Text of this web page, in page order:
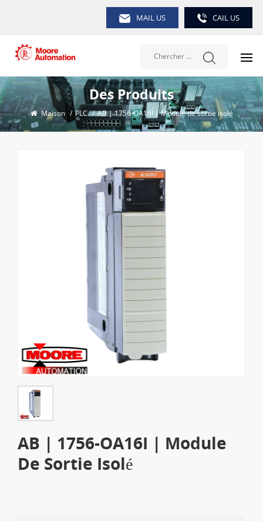
MAIL US CAIL US
Des Produits
Maison / PLC / AB | 1756-OA16I | Module de sortie isolé
AB | 1756-OA16I | Module
De Sortie Isolé